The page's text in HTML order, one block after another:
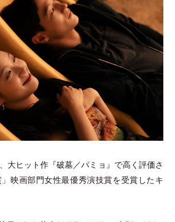
大ヒット作『破墓／パミョ』で高く評価さ
」 映画部門女性最優秀演技賞を受賞したキ